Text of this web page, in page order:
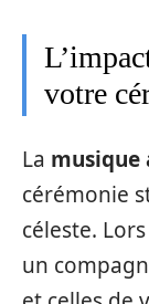
votre
La musique
cérémonie
céleste.
un